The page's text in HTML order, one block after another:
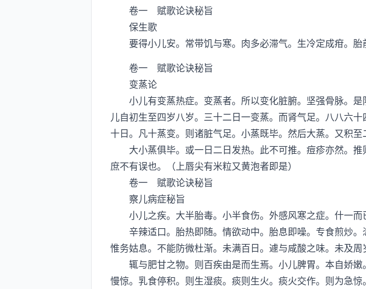
卷一 赋歌论诀秘旨
保生歌
要得小儿安。常带饥与寒。肉多必滞气。生冷定成疳。胎
卷一 赋歌论诀秘旨
变蒸论
小儿有变蒸热症。变蒸者。所以变化脏腑。坚强骨脉。是
儿自初生至四岁八岁。三十二日一变蒸。而肾气足。八八六
十日。凡十蒸变。则诸脏气足。小蒸既毕。然后大蒸。又积
大小蒸俱毕。或一日二日发热。此不可推。痘疹亦然。推
庶不有误也。（上唇尖有米粒又黄泡者即是）
卷一 赋歌论诀秘旨
察儿病症秘旨
小儿之疾。大半胎毒。小半食伤。外感风寒之症。什一而
辛辣适口。胎热即随。情欲动中。胎息即噪。专食煎炒。
惟务姑息。不能防微杜渐。未满百日。遽与咸酸之味。未及周
辄与肥甘之物。则百疾由是而生焉。小儿脾胃。本自娇嫩
慢惊。乳食停积。则生湿痰。痰则生火。痰火交作。则为急